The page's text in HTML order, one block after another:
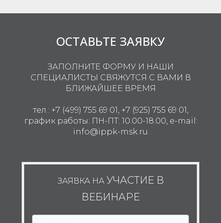
ОСТАВЬТЕ ЗАЯВКУ
ЗАПОЛНИТЕ ФОРМУ И НАШИ
СПЕЦИАЛИСТЫ СВЯЖУТСЯ С ВАМИ В
БЛИЖАЙШЕЕ ВРЕМЯ
тел.: +7 (499) 755 69 01, +7 (925) 755 69 01,
график работы: ПН-ПТ: 10.00-18.00, e-mail:
info@ippk-msk.ru
ЗАЯВКА НА УЧАСТИЕ В
ВЕБИНАРЕ